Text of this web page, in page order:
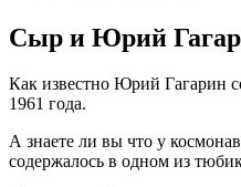
Сыр и Юрий
Как известно Юрий Гагарин
1961 года.
А знаете ли вы что у
содержалось в одном из